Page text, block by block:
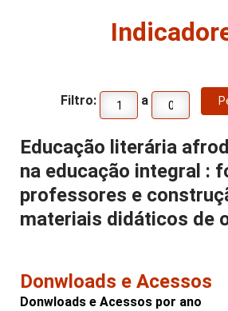
Filtro: a
Educação literária
na educação integral :
professores e
materiais didáticos de
Donwloads e Acessos
Donwloads e Acessos por ano